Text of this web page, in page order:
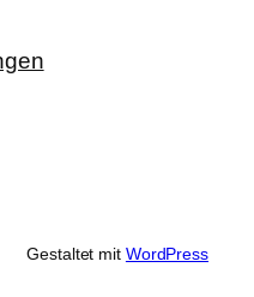
Gestaltet mit WordPress